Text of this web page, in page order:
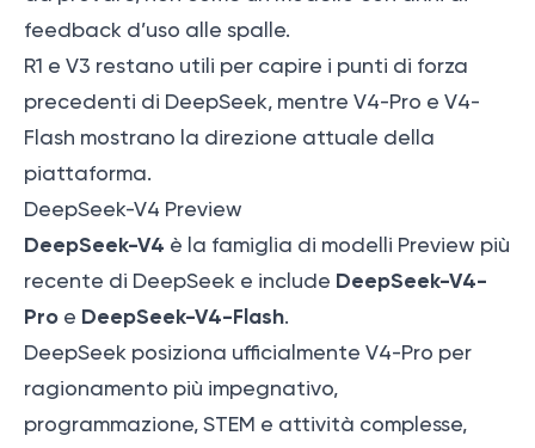
feedback d’uso alle spalle.
R1 e V3 restano utili per capire i punti di forza
precedenti di DeepSeek, mentre V4-Pro e V4-
Flash mostrano la direzione attuale della
piattaforma.
DeepSeek-V4 Preview
DeepSeek-V4 è la famiglia di modelli Preview più
recente di DeepSeek e include DeepSeek-V4-
Pro e DeepSeek-V4-Flash.
DeepSeek posiziona ufficialmente V4-Pro per
ragionamento più impegnativo,
programmazione, STEM e attività complesse,